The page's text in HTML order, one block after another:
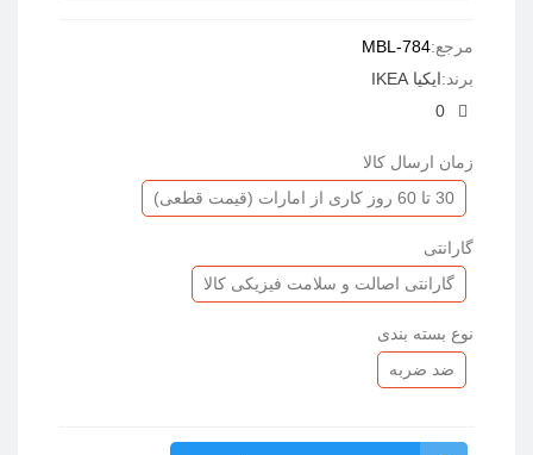
مرجع:MBL-784
برند:ایکیا IKEA
0
زمان ارسال کالا
30 تا 60 روز کاری از امارات (قیمت قطعی)
گارانتی
گارانتی اصالت و سلامت فیزیکی کالا
نوع بسته بندی
ضد ضربه